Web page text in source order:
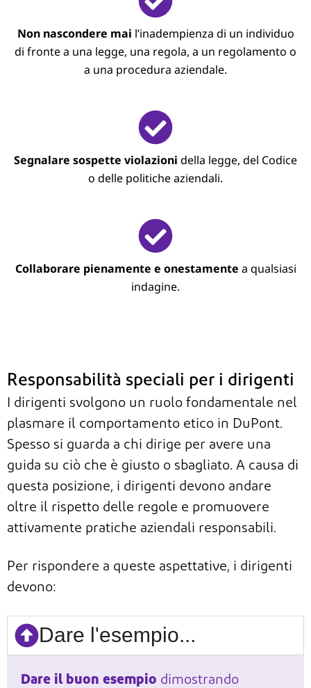
Non nascondere mai l’inadempienza di un individuo
di fronte a una legge, una regola, a un regolamento o
a una procedura aziendale.
Segnalare sospette violazioni della legge, del Codice
o delle politiche aziendali.
Collaborare pienamente e onestamente a qualsiasi
indagine.
Responsabilità speciali per i dirigenti
I dirigenti svolgono un ruolo fondamentale nel
plasmare il comportamento etico in DuPont.
Spesso si guarda a chi dirige per avere una
guida su ciò che è giusto o sbagliato. A causa di
questa posizione, i dirigenti devono andare
oltre il rispetto delle regole e promuovere
attivamente pratiche aziendali responsabili.
Per rispondere a queste aspettative, i dirigenti
devono:
Dare l'esempio...
Dare il buon esempio dimostrando